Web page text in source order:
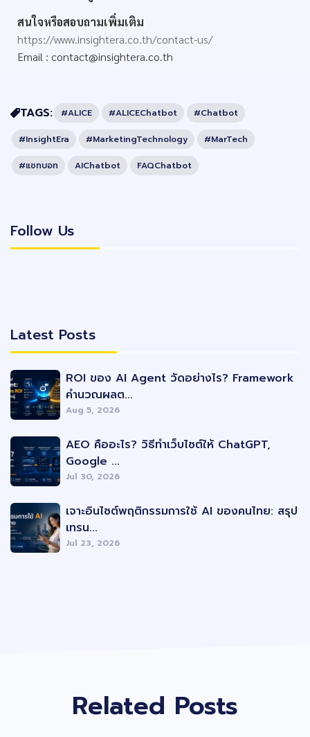
สนใจหรือสอบถามเพิ่มเติม
https://www.insightera.co.th/contact-us/
Email : contact@insightera.co.th
TAGS: #ALICE #ALICEChatbot #Chatbot
#InsightEra #MarketingTechnology #MarTech
#แชทบอท AIChatbot FAQChatbot
Follow Us
Latest Posts
ROI ของ AI Agent วัดอย่างไร? Framework
คำนวณผลต...
Aug 5, 2026
AEO คืออะไร? วิธีทำเว็บไซต์ให้ ChatGPT,
Google ...
Jul 30, 2026
เจาะอินไซต์พฤติกรรมการใช้ AI ของคนไทย: สรุป
เทรน...
Jul 23, 2026
Related Posts